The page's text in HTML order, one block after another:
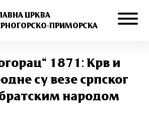
ЦРКВА
ПРИМОРСКА
1871: Крв и
су везе српског
народом